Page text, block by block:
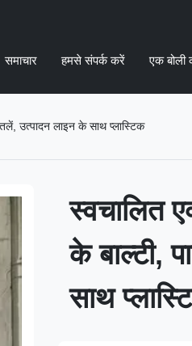
समाचार हमसे संपर्क करें एक बोली
उत्पादन लाइन के साथ प्लास्टिक
स्वचालित
के बाल्टी,
साथ